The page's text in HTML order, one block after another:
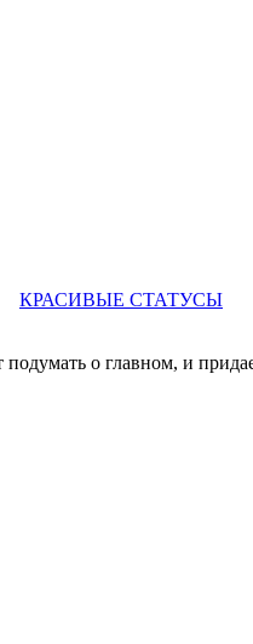
КРАСИВЫЕ СТАТУСЫ
о главном, и